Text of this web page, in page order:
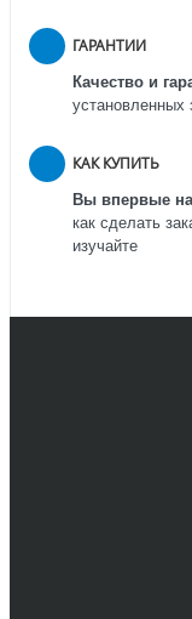
ГАРАНТИИ
Качество и
установленных
КАК КУПИТЬ
Вы впервые
как сделать
изучайте